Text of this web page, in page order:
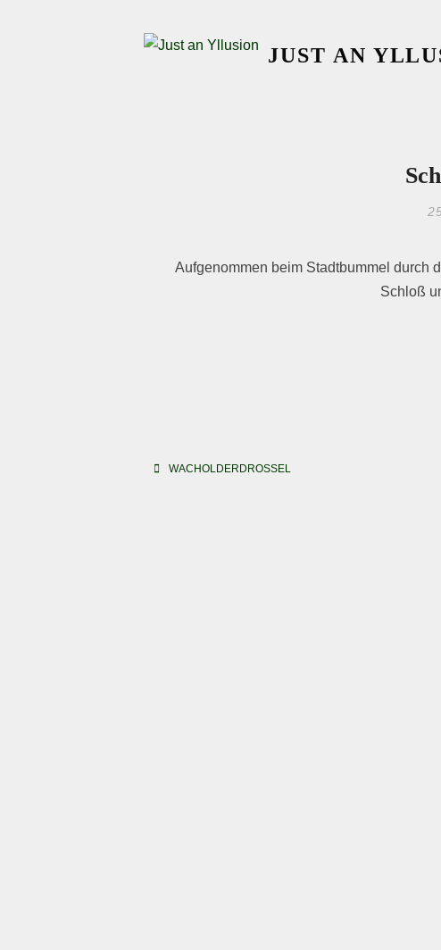
JUST AN
Aufgenommen beim Stadtbummel durch
Schloß
Beitragsnavigation
WACHOLDERDROSSEL